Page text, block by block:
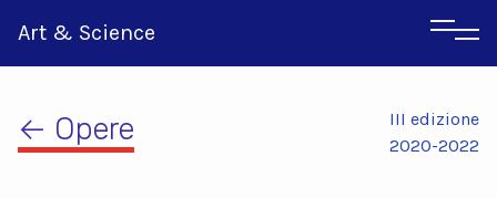
Art & Science
← Opere
III edizione
2020-2022